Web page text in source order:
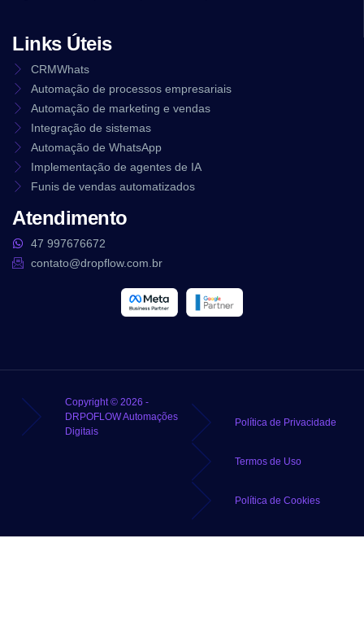
Links Úteis
CRMWhats
Automação de processos empresariais
Automação de marketing e vendas
Integração de sistemas
Automação de WhatsApp
Implementação de agentes de IA
Funis de vendas automatizados
Atendimento
47 997676672
contato@dropflow.com.br
Copyright © 2026 -
DRPOFLOW Automações
Digitais
Política de Privacidade
Termos de Uso
Política de Cookies